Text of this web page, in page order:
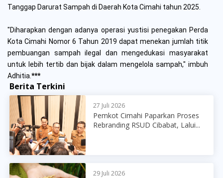
Tanggap Darurat Sampah di Daerah Kota Cimahi tahun 2025.
"Diharapkan dengan adanya operasi yustisi penegakan Perda
Kota Cimahi Nomor 6 Tahun 2019 dapat menekan jumlah titik
pembuangan sampah ilegal dan mengedukasi masyarakat
untuk lebih tertib dan bijak dalam mengelola sampah," imbuh
Adhitia. ***
Berita Terkini
27 Juli 2026
Pemkot Cimahi Paparkan Proses
Rebranding RSUD Cibabat, Lalui...
29 Juli 2026